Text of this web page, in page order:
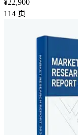
¥22,900
114 页